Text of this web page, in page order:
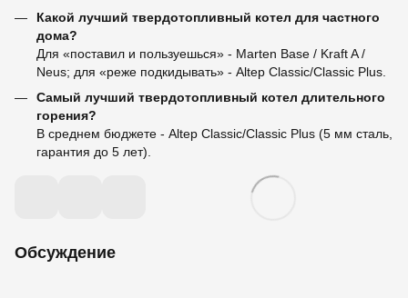
Какой лучший твердотопливный котел для частного
дома?
Для «поставил и пользуешься» - Marten Base / Kraft A /
Neus; для «реже подкидывать» - Altep Classic/Classic Plus.
Самый лучший твердотопливный котел длительного
горения?
В среднем бюджете - Altep Classic/Classic Plus (5 мм сталь,
гарантия до 5 лет).
Обсуждение